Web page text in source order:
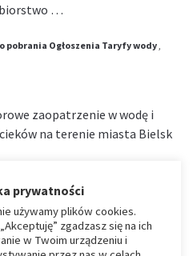
…
pobrania Ogłoszenia Taryfy wody,
zaopatrzenie w wodę i
na terenie miasta Bielsk
⏶
prywatności
używamy plików cookies.
zgadzasz się na ich
w Twoim urządzeniu i